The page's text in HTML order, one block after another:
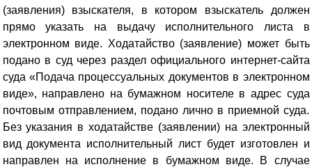
(заявления) взыскателя, в котором взыскатель должен
прямо указать на выдачу исполнительного листа в
электронном виде. Ходатайство (заявление) может быть
подано в суд через раздел официального интернет-сайта
суда «Подача процессуальных документов в электронном
виде», направлено на бумажном носителе в адрес суда
почтовым отправлением, подано лично в приемной суда.
Без указания в ходатайстве (заявлении) на электронный
вид документа исполнительный лист будет изготовлен и
направлен на исполнение в бумажном виде. В случае